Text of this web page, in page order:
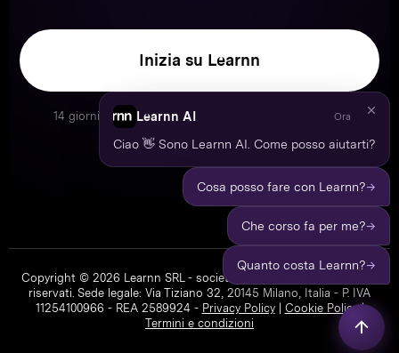
Inizia su Learnn
14 giorni di garanzia · Disdici quando vuoi · IVA inclusa
Copyright © 2026 Learnn SRL - società a socio unico. Tutti i diritti
riservati. Sede legale: Via Tiziano 32, 20145 Milano, Italia - P. IVA
11254100966 - REA 2589924 - Privacy Policy| Cookie Policy|
Termini e condizioni
Learnn AI Ora
Ciao 👋 Sono Learnn AI. Come posso aiutarti?
Cosa posso fare con Learnn?→
Che corso fa per me?→
Quanto costa Learnn?→